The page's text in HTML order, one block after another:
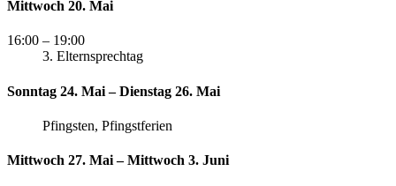
Mittwoch 20. Mai
16:00 – 19:00
3. Elternsprechtag
Sonntag 24. Mai – Dienstag 26. Mai
Pfingsten, Pfingstferien
Mittwoch 27. Mai – Mittwoch 3. Juni